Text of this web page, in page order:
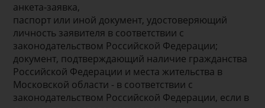
анкета-заявка,
паспорт или иной документ, удостоверяющий
личность заявителя в соответствии с
законодательством Российской Федерации;
документ, подтверждающий наличие гражданства
Российской Федерации и места жительства в
Московской области - в соответствии с
законодательством Российской Федерации, если в